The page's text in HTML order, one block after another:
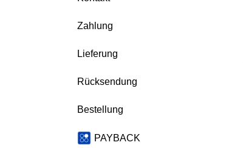
Zahlung
Lieferung
Rücksendung
Bestellung
PAYBACK